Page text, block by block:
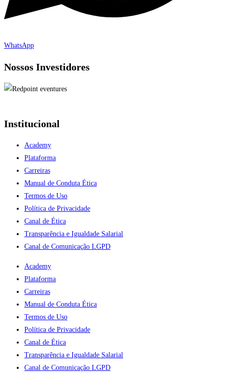
WhatsApp
Nossos Investidores
Institucional
Academy
Plataforma
Carreiras
Manual de Conduta Ética
Termos de Uso
Política de Privacidade
Canal de Ética
Transparência e Igualdade Salarial
Canal de Comunicação LGPD
Academy
Plataforma
Carreiras
Manual de Conduta Ética
Termos de Uso
Política de Privacidade
Canal de Ética
Transparência e Igualdade Salarial
Canal de Comunicação LGPD